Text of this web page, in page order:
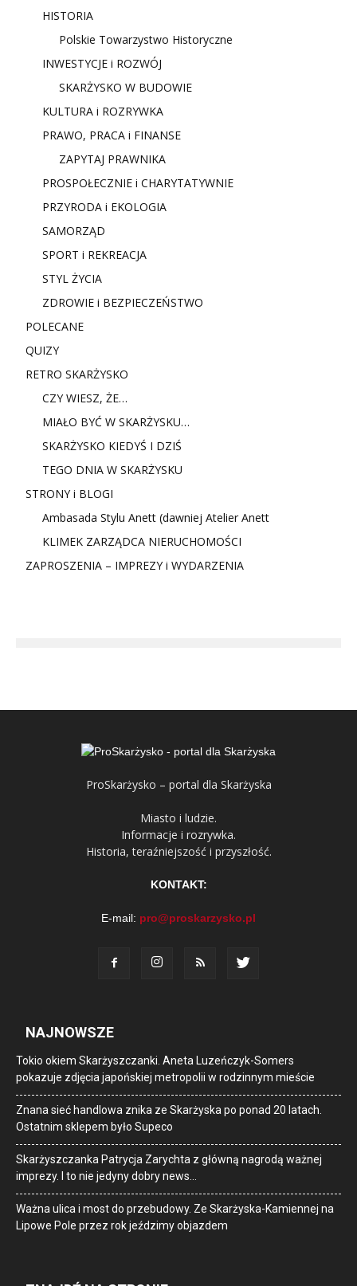
HISTORIA
Polskie Towarzystwo Historyczne
INWESTYCJE i ROZWÓJ
SKARŻYSKO W BUDOWIE
KULTURA i ROZRYWKA
PRAWO, PRACA i FINANSE
ZAPYTAJ PRAWNIKA
PROSPOŁECZNIE i CHARYTATYWNIE
PRZYRODA i EKOLOGIA
SAMORZĄD
SPORT i REKREACJA
STYL ŻYCIA
ZDROWIE i BEZPIECZEŃSTWO
POLECANE
QUIZY
RETRO SKARŻYSKO
CZY WIESZ, ŻE…
MIAŁO BYĆ W SKARŻYSKU…
SKARŻYSKO KIEDYŚ I DZIŚ
TEGO DNIA W SKARŻYSKU
STRONY i BLOGI
Ambasada Stylu Anett (dawniej Atelier Anett
KLIMEK ZARZĄDCA NIERUCHOMOŚCI
ZAPROSZENIA – IMPREZY i WYDARZENIA
ProSkarżysko – portal dla Skarżyska
Miasto i ludzie.
Informacje i rozrywka.
Historia, teraźniejszość i przyszłość.
KONTAKT:
E-mail: pro@proskarzysko.pl
NAJNOWSZE
Tokio okiem Skarżyszczanki. Aneta Luzeńczyk-Somers
pokazuje zdjęcia japońskiej metropolii w rodzinnym mieście
Znana sieć handlowa znika ze Skarżyska po ponad 20 latach.
Ostatnim sklepem było Supeco
Skarżyszczanka Patrycja Zarychta z główną nagrodą ważnej
imprezy. I to nie jedyny dobry news…
Ważna ulica i most do przebudowy. Ze Skarżyska-Kamiennej na
Lipowe Pole przez rok jeździmy objazdem